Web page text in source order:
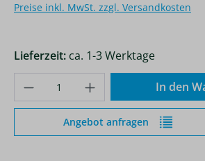
Preise inkl. MwSt. zzgl. Versandkosten
Lieferzeit: ca. 1-3 Werktage
Produkt Anzahl: Gib den
In den
Angebot anfragen